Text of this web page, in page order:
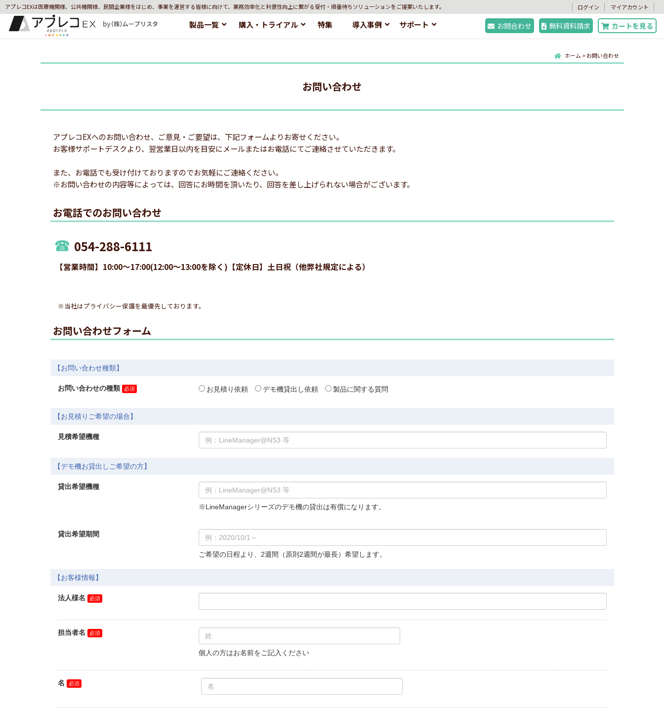
アプレコEXは医療機関様、公共機関様、民間企業様をはじめ、事業を運営する皆様に向けて、業務効率化と利便性向上に繋がる受付・順番待ちソリューションをご提案いたします。 ログイン マイアカウント
製品一覧 購入・トライアル 特集 導入事例 サポート お問合わせ 無料資料請求 カートを見る
ホーム >お問い合わせ
お問い合わせ
アプレコEXへのお問い合わせ、ご意見・ご要望は、下記フォームよりお寄せください。
お客様サポートデスクより、翌営業日以内を目安にメールまたはお電話にてご連絡させていただきます。
また、お電話でも受け付けておりますのでお気軽にご連絡ください。
※お問い合わせの内容等によっては、回答にお時間を頂いたり、回答を差し上げられない場合がございます。
お電話でのお問い合わせ
054-288-6111
【営業時間】10:00～17:00(12:00～13:00を除く)【定休日】土日祝（他弊社規定による）
※当社はプライバシー保護を最優先しております。
お問い合わせフォーム